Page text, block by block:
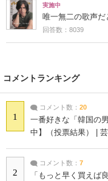
実施中
唯一無二の歌声だ
回答数：8039
コメントランキング
1
コメント数： 20
一番好きな「韓国の
中】（投票結果） |
2
コメント数： 7
「もっと早く買え